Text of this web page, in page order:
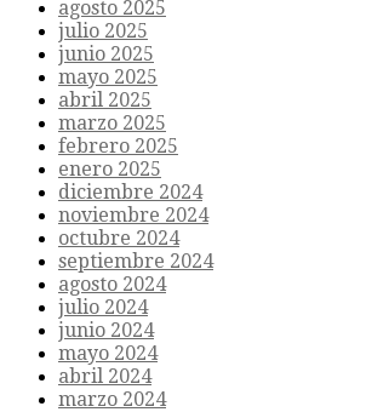
agosto 2025
julio 2025
junio 2025
mayo 2025
abril 2025
marzo 2025
febrero 2025
enero 2025
diciembre 2024
noviembre 2024
octubre 2024
septiembre 2024
agosto 2024
julio 2024
junio 2024
mayo 2024
abril 2024
marzo 2024